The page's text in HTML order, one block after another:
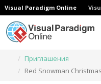
Visual Paradigm Online
Приглашения
Red Snowman